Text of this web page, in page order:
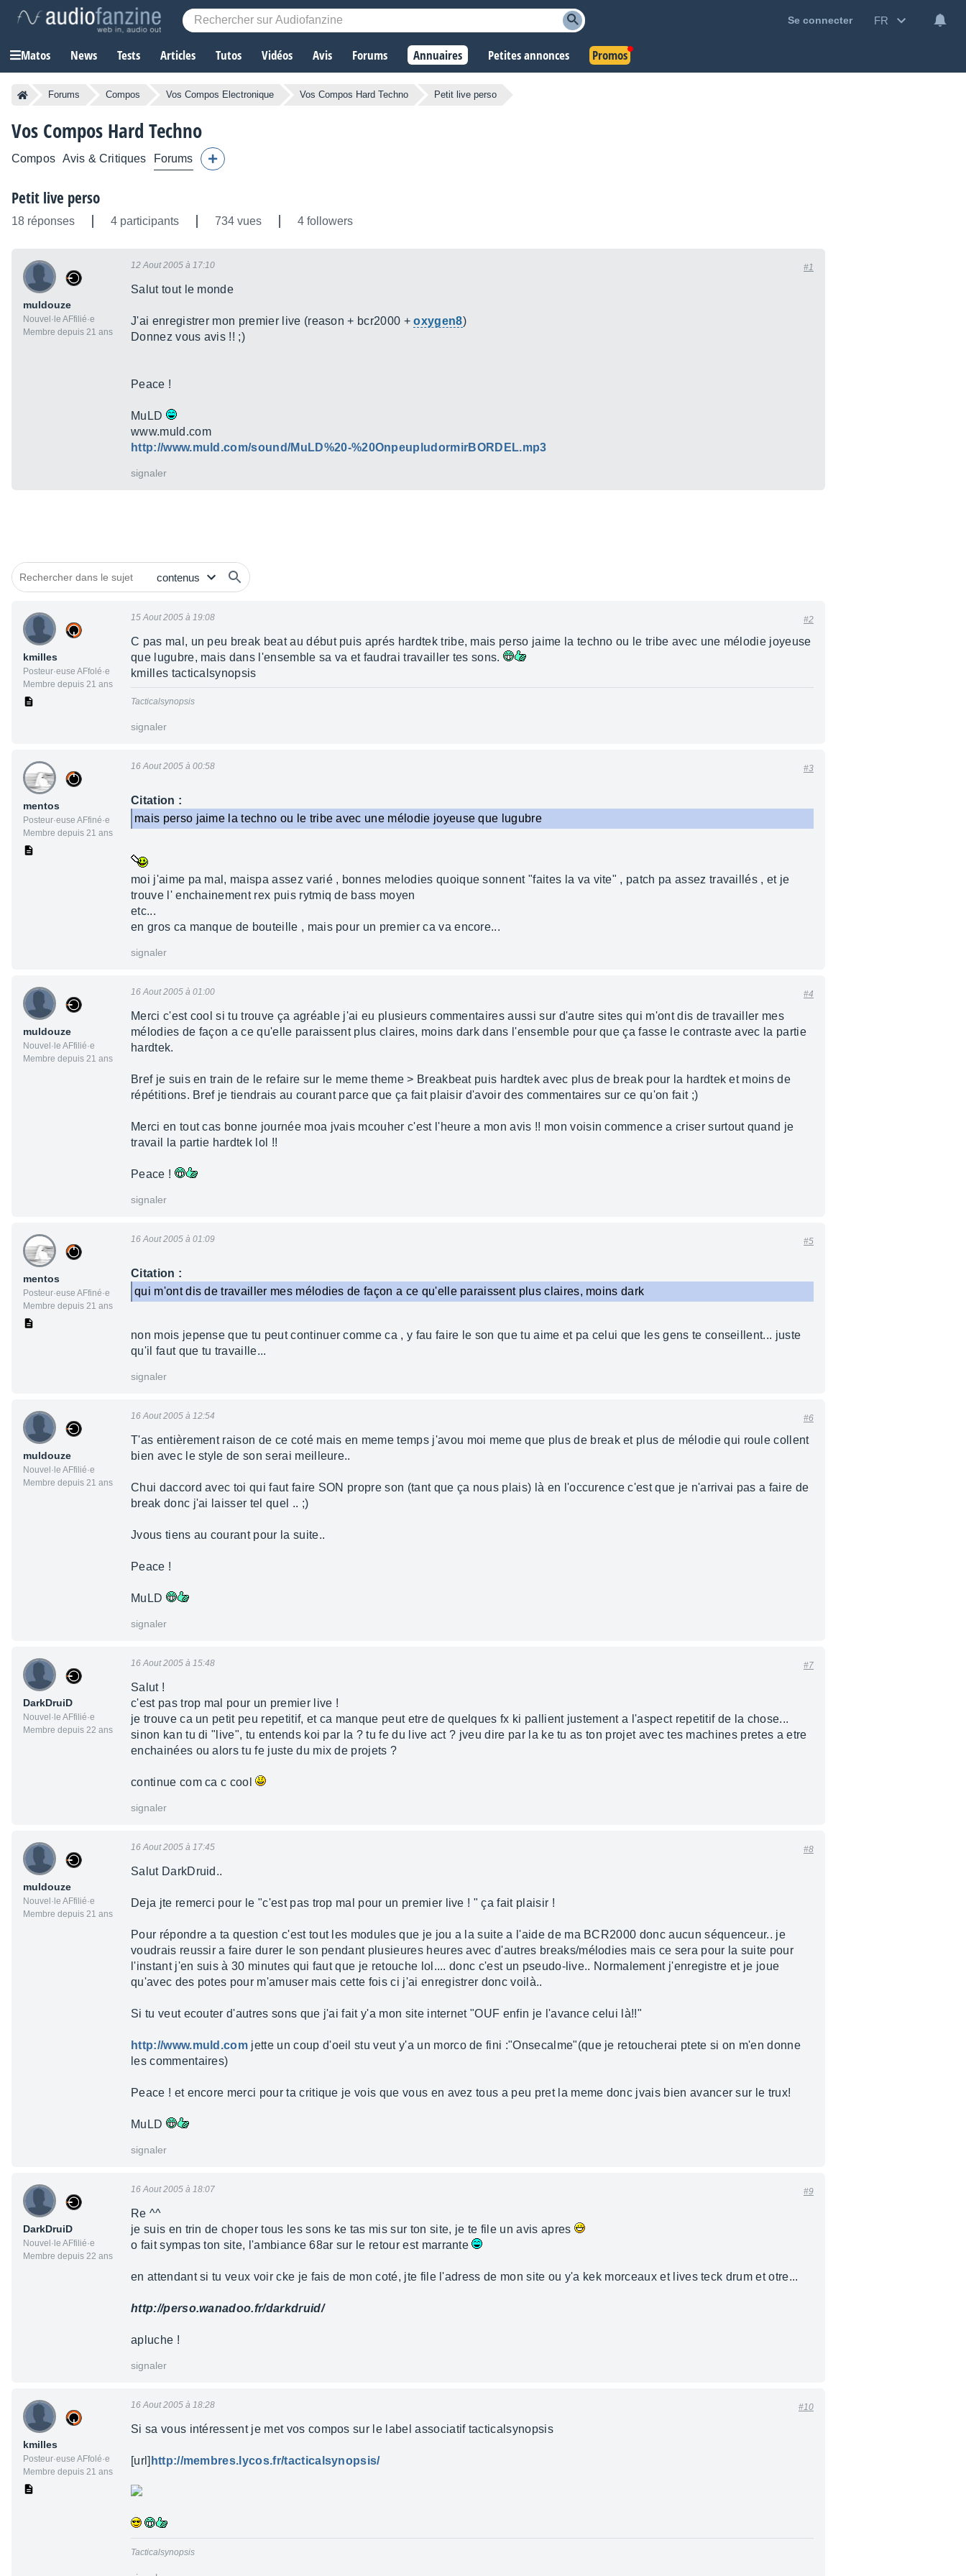
Se connecter FR
Matos News Tests Articles Tutos Vidéos Avis Forums Annuaires Petites annonces Promos
Forums Compos Vos Compos Electronique Vos Compos Hard Techno Petit live perso
Vos Compos Hard Techno
Compos Avis & Critiques Forums
Petit live perso
18 réponses 4 participants 734 vues 4 followers
muldouze
Nouvel·le AFfilié·e
Membre depuis 21 ans
12 Aout 2005 à 17:10 #1
Salut tout le monde
J'ai enregistrer mon premier live (reason + bcr2000 +oxygen8)
Donnez vous avis !! ;)
Peace !
MuLD
www.muld.com
http://www.muld.com/sound/MuLD%20-%20OnpeupludormirBORDEL.mp3
signaler
kmilles
Posteur·euse AFfolé·e
Membre depuis 21 ans
15 Aout 2005 à 19:08 #2
C pas mal, un peu break beat au début puis aprés hardtek tribe, mais perso jaime la techno ou le tribe avec une mélodie joyeuse
que lugubre, mais dans l'ensemble sa va et faudrai travailler tes sons.
kmilles tacticalsynopsis
Tacticalsynopsis
signaler
mentos
Posteur·euse AFfiné·e
Membre depuis 21 ans
16 Aout 2005 à 00:58 #3
Citation :
mais perso jaime la techno ou le tribe avec une mélodie joyeuse que lugubre
moi j'aime pa mal, maispa assez varié , bonnes melodies quoique sonnent "faites la va vite" , patch pa assez travaillés , et je
trouve l' enchainement rex puis rytmiq de bass moyen
etc...
en gros ca manque de bouteille , mais pour un premier ca va encore...
signaler
muldouze
Nouvel·le AFfilié·e
Membre depuis 21 ans
16 Aout 2005 à 01:00 #4
Merci c'est cool si tu trouve ça agréable j'ai eu plusieurs commentaires aussi sur d'autre sites qui m'ont dis de travailler mes
mélodies de façon a ce qu'elle paraissent plus claires, moins dark dans l'ensemble pour que ça fasse le contraste avec la partie
hardtek.
Bref je suis en train de le refaire sur le meme theme > Breakbeat puis hardtek avec plus de break pour la hardtek et moins de
répétitions. Bref je tiendrais au courant parce que ça fait plaisir d'avoir des commentaires sur ce qu'on fait ;)
Merci en tout cas bonne journée moa jvais mcouher c'est l'heure a mon avis !! mon voisin commence a criser surtout quand je
travail la partie hardtek lol !!
Peace !
signaler
mentos
Posteur·euse AFfiné·e
Membre depuis 21 ans
16 Aout 2005 à 01:09 #5
Citation :
qui m'ont dis de travailler mes mélodies de façon a ce qu'elle paraissent plus claires, moins dark
non mois jepense que tu peut continuer comme ca , y fau faire le son que tu aime et pa celui que les gens te conseillent... juste
qu'il faut que tu travaille...
signaler
muldouze
Nouvel·le AFfilié·e
Membre depuis 21 ans
16 Aout 2005 à 12:54 #6
T'as entièrement raison de ce coté mais en meme temps j'avou moi meme que plus de break et plus de mélodie qui roule collent
bien avec le style de son serai meilleure..
Chui daccord avec toi qui faut faire SON propre son (tant que ça nous plais) là en l'occurence c'est que je n'arrivai pas a faire de
break donc j'ai laisser tel quel .. ;)
Jvous tiens au courant pour la suite..
Peace !
MuLD
signaler
DarkDruiD
Nouvel·le AFfilié·e
Membre depuis 22 ans
16 Aout 2005 à 15:48 #7
Salut !
c'est pas trop mal pour un premier live !
je trouve ca un petit peu repetitif, et ca manque peut etre de quelques fx ki pallient justement a l'aspect repetitif de la chose...
sinon kan tu di "live", tu entends koi par la ? tu fe du live act ? jveu dire par la ke tu as ton projet avec tes machines pretes a etre
enchainées ou alors tu fe juste du mix de projets ?
continue com ca c cool
signaler
muldouze
Nouvel·le AFfilié·e
Membre depuis 21 ans
16 Aout 2005 à 17:45 #8
Salut DarkDruid..
Deja jte remerci pour le "c'est pas trop mal pour un premier live ! " ça fait plaisir !
Pour répondre a ta question c'est tout les modules que je jou a la suite a l'aide de ma BCR2000 donc aucun séquenceur.. je
voudrais reussir a faire durer le son pendant plusieures heures avec d'autres breaks/mélodies mais ce sera pour la suite pour
l'instant j'en suis à 30 minutes qui faut que je retouche lol.... donc c'est un pseudo-live.. Normalement j'enregistre et je joue
qu'avec des potes pour m'amuser mais cette fois ci j'ai enregistrer donc voilà..
Si tu veut ecouter d'autres sons que j'ai fait y'a mon site internet "OUF enfin je l'avance celui là!!"
http://www.muld.com jette un coup d'oeil stu veut y'a un morco de fini :"Onsecalme"(que je retoucherai ptete si on m'en donne
les commentaires)
Peace ! et encore merci pour ta critique je vois que vous en avez tous a peu pret la meme donc jvais bien avancer sur le trux!
MuLD
signaler
DarkDruiD
Nouvel·le AFfilié·e
Membre depuis 22 ans
16 Aout 2005 à 18:07 #9
Re ^^
je suis en trin de choper tous les sons ke tas mis sur ton site, je te file un avis apres
o fait sympas ton site, l'ambiance 68ar sur le retour est marrante
en attendant si tu veux voir cke je fais de mon coté, jte file l'adress de mon site ou y'a kek morceaux et lives teck drum et otre...
http://perso.wanadoo.fr/darkdruid/
apluche !
signaler
kmilles
Posteur·euse AFfolé·e
Membre depuis 21 ans
16 Aout 2005 à 18:28 #10
Si sa vous intéressent je met vos compos sur le label associatif tacticalsynopsis
[url] http://membres.lycos.fr/tacticalsynopsis/
Tacticalsynopsis